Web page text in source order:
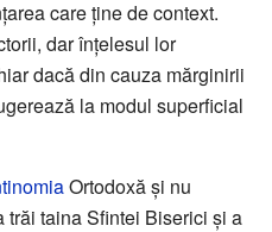
care ține de context.
dar înțelesul lor
dacă din cauza mărginirii
la modul superficial
Ortodoxă și nu
trăi taina Sfintei Biserici și a